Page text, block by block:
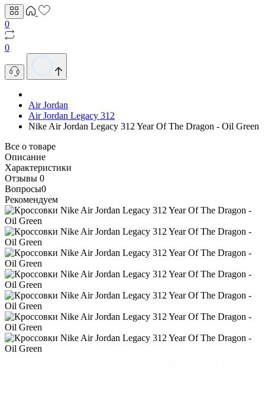
0
0
Air Jordan
Air Jordan Legacy 312
Nike Air Jordan Legacy 312 Year Of The Dragon - Oil Green
Все о товаре
Описание
Характеристики
Отзывы 0
Вопросы0
Рекомендуем